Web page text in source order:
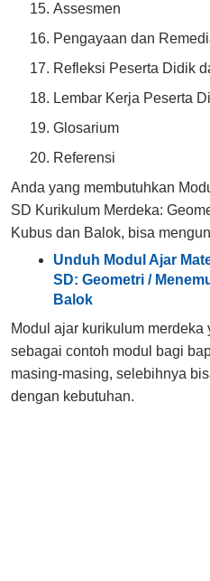
Assesmen
Pengayaan dan
Refleksi Peserta Didik
Lembar Kerja Peserta
Glosarium
Referensi
Anda yang membutuhkan
SD Kurikulum Merdeka:
Kubus dan Balok, bisa
Unduh Modul Ajar
SD: Geometri /
Balok
Modul ajar kurikulum
sebagai contoh modul bagi
masing-masing, selebihnya
dengan kebutuhan.